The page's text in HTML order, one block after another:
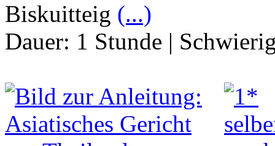
Biskuitteig (...)
Dauer: 1 Stunde |